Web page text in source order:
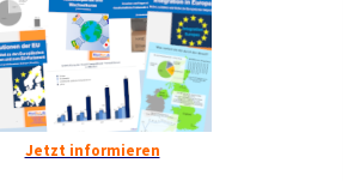
Jetzt informieren